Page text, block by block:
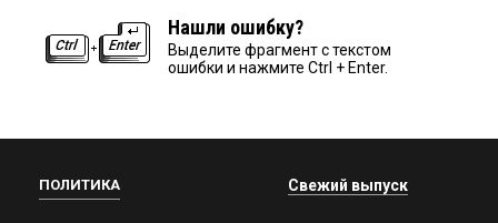
Нашли ошибку?
Выделите фрагмент с текстом
ошибки и нажмите Ctrl + Enter.
ПОЛИТИКА Свежий выпуск